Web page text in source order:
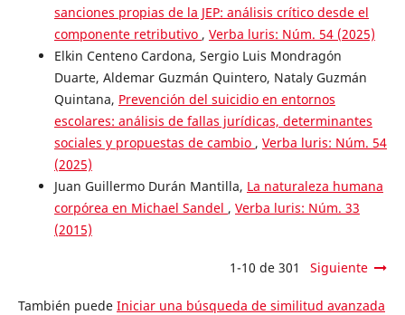
sanciones propias de la JEP: análisis crítico desde el
componente retributivo , Verba luris: Núm. 54 (2025)
Elkin Centeno Cardona, Sergio Luis Mondragón
Duarte, Aldemar Guzmán Quintero, Nataly Guzmán
Quintana, Prevención del suicidio en entornos
escolares: análisis de fallas jurídicas, determinantes
sociales y propuestas de cambio , Verba luris: Núm. 54
(2025)
Juan Guillermo Durán Mantilla, La naturaleza humana
corpórea en Michael Sandel , Verba luris: Núm. 33
(2015)
1-10 de 301 Siguiente
También puede Iniciar una búsqueda de similitud avanzada